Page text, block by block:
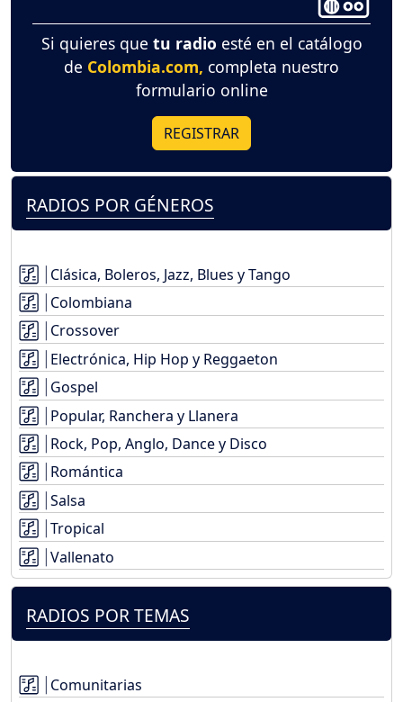
Si quieres que tu radio esté en el catálogo
de Colombia.com, completa nuestro
formulario online
REGISTRAR
RADIOS POR GÉNEROS
Clásica, Boleros, Jazz, Blues y Tango
Colombiana
Crossover
Electrónica, Hip Hop y Reggaeton
Gospel
Popular, Ranchera y Llanera
Rock, Pop, Anglo, Dance y Disco
Romántica
Salsa
Tropical
Vallenato
RADIOS POR TEMAS
Comunitarias